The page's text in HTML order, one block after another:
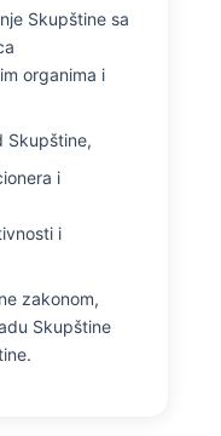
Skupštine sa
organima i
Skupštine,
i
i
zakonom,
Skupštine